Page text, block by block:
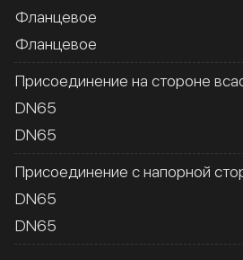
Фланцевое
Фланцевое
Присоединение на стороне
DN65
DN65
Присоединение с напорной
DN65
DN65